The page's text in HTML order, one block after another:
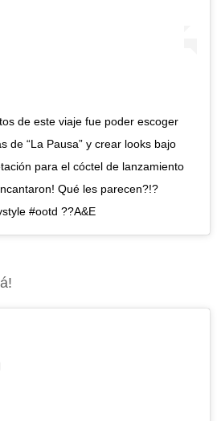
de este viaje fue poder escoger
de “La Pausa” y crear looks bajo
para el cóctel de lanzamiento
Qué les parecen?!?
#ootd ??A&E